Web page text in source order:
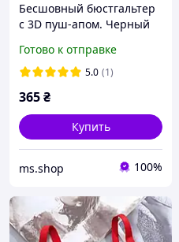
Бесшовный бюстгальтер
с 3D пуш-апом. Черный
Готово к отправке
5.0 (1)
365₴
Купить
ms.shop 100%